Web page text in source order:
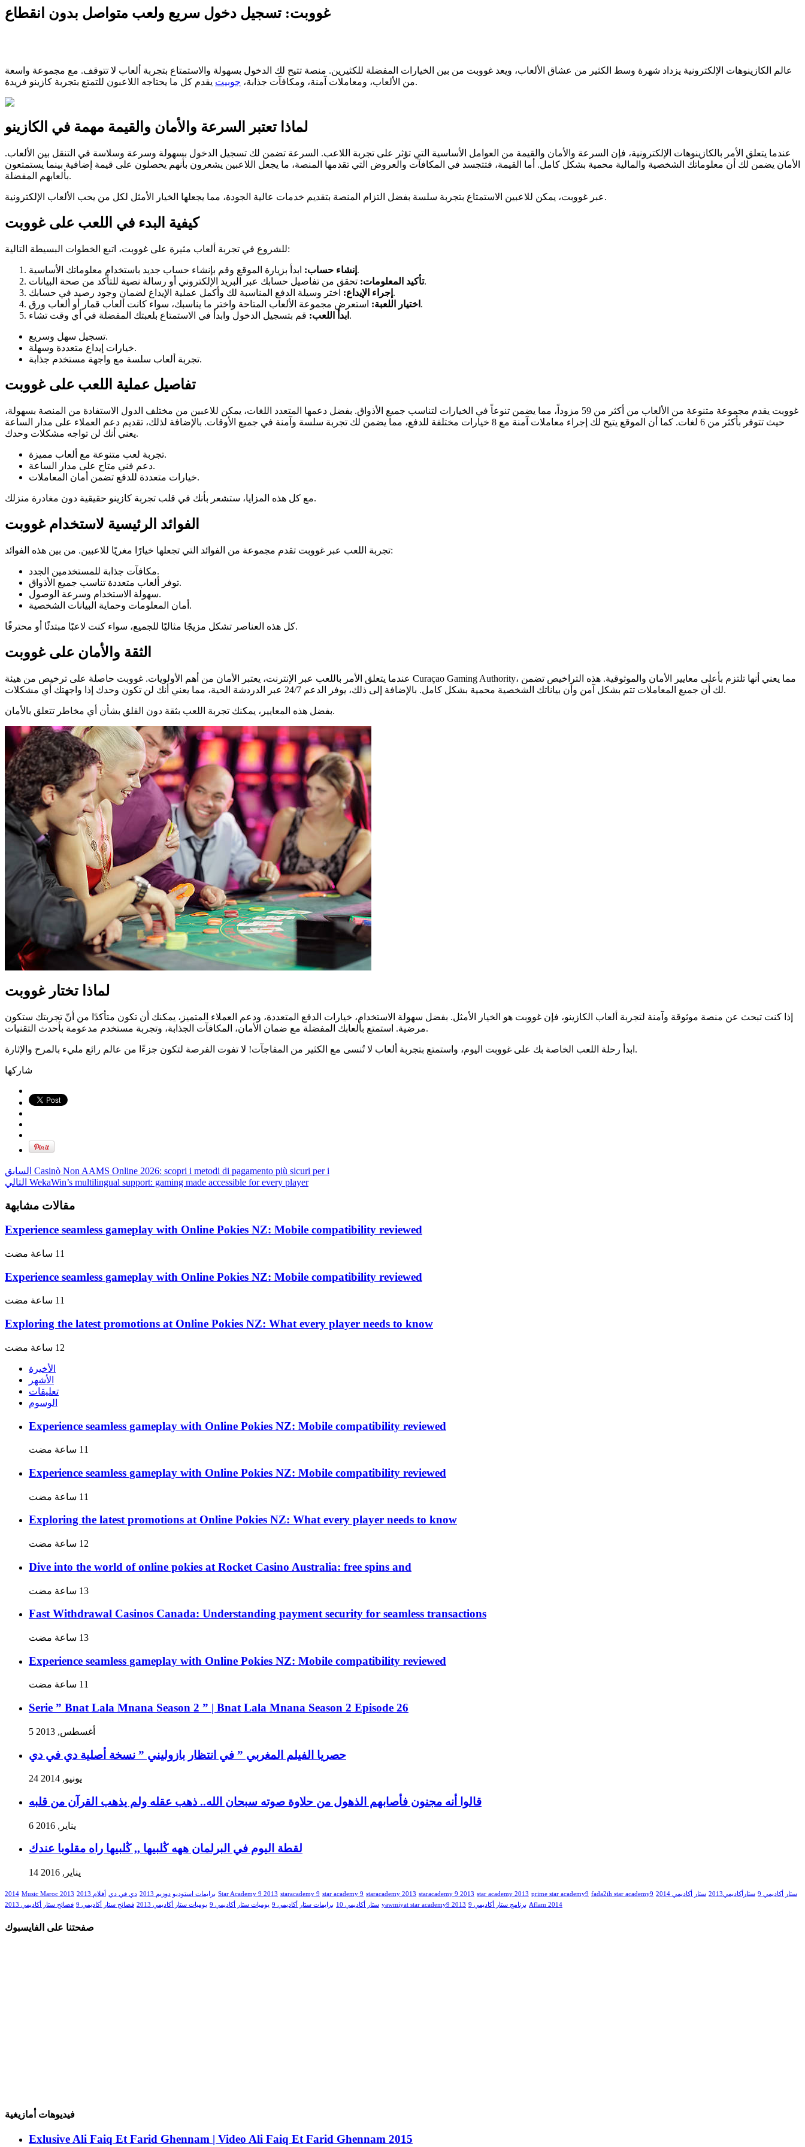
غووبت: تسجيل دخول سريع ولعب متواصل بدون انقطاع
عالم الكازينوهات الإلكترونية يزداد شهرة وسط الكثير من عشاق الألعاب، ويعد غووبت من بين الخيارات المفضلة للكثيرين. منصة تتيح لك الدخول بسهولة والاستمتاع بتجربة ألعاب لا تتوقف. مع مجموعة واسعة
من الألعاب، ومعاملات آمنة، ومكافآت جذابة، جوبيت يقدم كل ما يحتاجه اللاعبون للتمتع بتجربة كازينو فريدة.
لماذا تعتبر السرعة والأمان والقيمة مهمة في الكازينو
عندما يتعلق الأمر بالكازينوهات الإلكترونية، فإن السرعة والأمان والقيمة من العوامل الأساسية التي تؤثر على تجربة اللاعب. السرعة تضمن لك تسجيل الدخول بسهولة وسرعة وسلاسة في التنقل بين الألعاب.
الأمان يضمن لك أن معلوماتك الشخصية والمالية محمية بشكل كامل. أما القيمة، فتتجسد في المكافآت والعروض التي تقدمها المنصة، ما يجعل اللاعبين يشعرون بأنهم يحصلون على قيمة إضافية بينما يستمتعون
بألعابهم المفضلة.
عبر غووبت، يمكن للاعبين الاستمتاع بتجربة سلسة بفضل التزام المنصة بتقديم خدمات عالية الجودة، مما يجعلها الخيار الأمثل لكل من يحب الألعاب الإلكترونية.
كيفية البدء في اللعب على غووبت
للشروع في تجربة ألعاب مثيرة على غووبت، اتبع الخطوات البسيطة التالية:
إنشاء حساب: ابدأ بزيارة الموقع وقم بإنشاء حساب جديد باستخدام معلوماتك الأساسية.
تأكيد المعلومات:تحقق من تفاصيل حسابك عبر البريد الإلكتروني أو رسالة نصية للتأكد من صحة البيانات.
إجراء الإيداع: اختر وسيلة الدفع المناسبة لك وأكمل عملية الإيداع لضمان وجود رصيد في حسابك.
اختيار اللعبة: استعرض مجموعة الألعاب المتاحة واختر ما يناسبك، سواء كانت ألعاب قمار أو ألعاب ورق.
ابدأ اللعب: قم بتسجيل الدخول وابدأ في الاستمتاع بلعبتك المفضلة في أي وقت تشاء.
تسجيل سهل وسريع.
خيارات إيداع متعددة وسهلة.
تجربة ألعاب سلسة مع واجهة مستخدم جذابة.
تفاصيل عملية اللعب على غووبت
غووبت يقدم مجموعة متنوعة من الألعاب من أكثر من 59 مزوداً، مما يضمن تنوعاً في الخيارات لتناسب جميع الأذواق. بفضل دعمها المتعدد اللغات، يمكن للاعبين من مختلف الدول الاستفادة من المنصة بسهولة،
حيث تتوفر بأكثر من 6 لغات. كما أن الموقع يتيح لك إجراء معاملات آمنة مع 8 خيارات مختلفة للدفع، مما يضمن لك تجربة سلسة وآمنة في جميع الأوقات. بالإضافة لذلك، تقديم دعم العملاء على مدار الساعة
يعني أنك لن تواجه مشكلات وحدك.
تجربة لعب متنوعة مع ألعاب مميزة.
دعم فني متاح على مدار الساعة.
خيارات متعددة للدفع تضمن أمان المعاملات.
مع كل هذه المزايا، ستشعر بأنك في قلب تجربة كازينو حقيقية دون مغادرة منزلك.
الفوائد الرئيسية لاستخدام غووبت
تجربة اللعب عبر غووبت تقدم مجموعة من الفوائد التي تجعلها خيارًا مغريًا للاعبين. من بين هذه الفوائد:
مكافآت جذابة للمستخدمين الجدد.
توفر ألعاب متعددة تناسب جميع الأذواق.
سهولة الاستخدام وسرعة الوصول.
أمان المعلومات وحماية البيانات الشخصية.
كل هذه العناصر تشكل مزيجًا مثاليًا للجميع، سواء كنت لاعبًا مبتدئًا أو محترفًا.
الثقة والأمان على غووبت
عندما يتعلق الأمر باللعب عبر الإنترنت، يعتبر الأمان من أهم الأولويات. غووبت حاصلة على ترخيص من هيئة Curaçao Gaming Authority، مما يعني أنها تلتزم بأعلى معايير الأمان والموثوقية. هذه التراخيص تضمن
لك أن جميع المعاملات تتم بشكل آمن وأن بياناتك الشخصية محمية بشكل كامل. بالإضافة إلى ذلك، يوفر الدعم 24/7 عبر الدردشة الحية، مما يعني أنك لن تكون وحدك إذا واجهتك أي مشكلات.
بفضل هذه المعايير، يمكنك تجربة اللعب بثقة دون القلق بشأن أي مخاطر تتعلق بالأمان.
لماذا تختار غووبت
إذا كنت تبحث عن منصة موثوقة وآمنة لتجربة ألعاب الكازينو، فإن غووبت هو الخيار الأمثل. بفضل سهولة الاستخدام، خيارات الدفع المتعددة، ودعم العملاء المتميز، يمكنك أن تكون متأكدًا من أنّ تجربتك ستكون
مرضية. استمتع بألعابك المفضلة مع ضمان الأمان، المكافآت الجذابة، وتجربة مستخدم مدعومة بأحدث التقنيات.
ابدأ رحلة اللعب الخاصة بك على غووبت اليوم، واستمتع بتجربة ألعاب لا تُنسى مع الكثير من المفاجآت! لا تفوت الفرصة لتكون جزءًا من عالم رائع مليء بالمرح والإثارة.
شاركها
السابق Casinò Non AAMS Online 2026: scopri i metodi di pagamento più sicuri per i
التالي WekaWin’s multilingual support: gaming made accessible for every player
مقالات مشابهة
Experience seamless gameplay with Online Pokies NZ: Mobile compatibility reviewed
Experience seamless gameplay with Online Pokies NZ: Mobile compatibility reviewed
Exploring the latest promotions at Online Pokies NZ: What every player needs to know
الأخيرة
الأشهر
تعليقات
الوسوم
Experience seamless gameplay with Online Pokies NZ: Mobile compatibility reviewed
Experience seamless gameplay with Online Pokies NZ: Mobile compatibility reviewed
Exploring the latest promotions at Online Pokies NZ: What every player needs to know
Dive into the world of online pokies at Rocket Casino Australia: free spins and
Fast Withdrawal Casinos Canada: Understanding payment security for seamless transactions
Experience seamless gameplay with Online Pokies NZ: Mobile compatibility reviewed
Serie ” Bnat Lala Mnana Season 2 ” | Bnat Lala Mnana Season 2 Episode 26
5 أغسطس, 2013
حصريا الفيلم المغربي ” في انتظار بازوليني ” نسخة أصلية دي في دي
24 يونيو, 2014
قالوا أنه مجنون فأصابهم الذهول من حلاوة صوته سبحان الله.. ذهب عقله ولم يذهب القرآن من قلبه
6 يناير, 2016
لقطة اليوم في البرلمان ههه ڭلبيها ,, ڭلبيها راه مقلوبا عندك
14 يناير, 2016
2014 Music Maroc 2013 برايمات استوديو دوزيم 2013 دي في دي أفلام 2013 Star Academy 9 2013 staracademy 9 star academy 9 staracademy 2013 staracademy 9 2013 star academy 2013 prime star academy9 fada2ih star academy9 ستار أكاديمي 9 ستارأكاديمي2013
ستار أكاديمي 2014
ستار أكاديمي 10
برايمات ستار أكاديمي 9 يوميات ستار أكاديمي 9 يوميات ستار أكاديمي 2013 فضائح ستار أكاديمي 9 فضائح ستار أكاديمي 2013 yawmiyat star academy9 2013 برنامج ستار أكاديمي 9 Aflam 2014
صفحتنا على الفايسبوك
فيديوهات أمازيغية
Exlusive Ali Faiq Et Farid Ghennam | Video Ali Faiq Et Farid Ghennam 2015